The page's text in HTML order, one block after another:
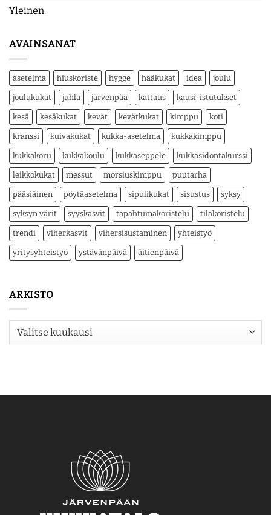
Yleinen
AVAINSANAT
asetelma hiuskoriste hygge hääkukat idea joulu
joulukukat juhla järvenpää kattaus kausi-istutukset
kesä kesäkukat kevät kevätkukat kimppu koti
kranssi kuivakukat kukka-asetelma kukkakimppu
kukkakoru kukkakoulu kukkaseppele kukkasidontakurssi
leikkokukat messut morsiuskimppu puutarha
pääsiäinen pöytäasetelma sipulikukat sisustus syksy
syksyn värit syyskasvit tapahtumakoristelu tilakoristelu
trendi viherkasvit vihersisustaminen yhteistyö
yritysyhteistyö ystävänpäivä äitienpäivä
ARKISTO
Arkisto